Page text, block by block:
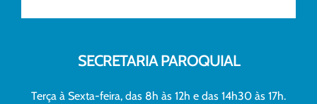
SECRETARIA PAROQUIAL
Terça à Sexta-feira, das 8h às 12h e das 14h30 às 17h.